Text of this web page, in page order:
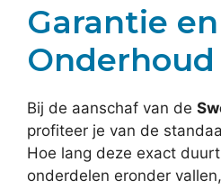
Garantie en
Onderhoud
Bij de aanschaf van de
profiteer je van de
Hoe lang deze exact
onderdelen eronder